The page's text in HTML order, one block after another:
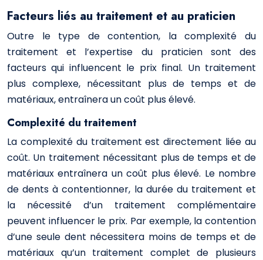
Facteurs liés au traitement et au praticien
Outre le type de contention, la complexité du
traitement et l’expertise du praticien sont des
facteurs qui influencent le prix final. Un traitement
plus complexe, nécessitant plus de temps et de
matériaux, entraînera un coût plus élevé.
Complexité du traitement
La complexité du traitement est directement liée au
coût. Un traitement nécessitant plus de temps et de
matériaux entraînera un coût plus élevé. Le nombre
de dents à contentionner, la durée du traitement et
la nécessité d’un traitement complémentaire
peuvent influencer le prix. Par exemple, la contention
d’une seule dent nécessitera moins de temps et de
matériaux qu’un traitement complet de plusieurs